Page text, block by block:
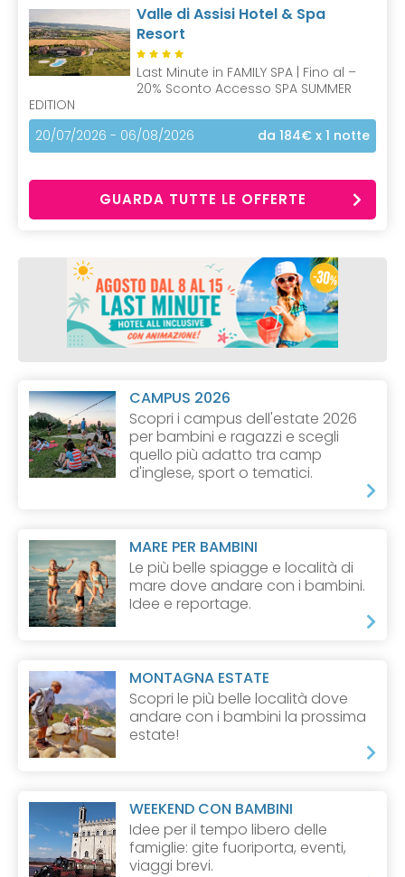
Valle di Assisi Hotel & Spa
Resort
Last Minute in FAMILY SPA | Fino al –
20% Sconto Accesso SPA SUMMER
EDITION
20/07/2026 - 06/08/2026
da 184€ x 1 notte
GUARDA TUTTE LE OFFERTE
CAMPUS 2026
Scopri i campus dell'estate 2026
per bambini e ragazzi e scegli
quello più adatto tra camp
d'inglese, sport o tematici.
MARE PER BAMBINI
Le più belle spiagge e località di
mare dove andare con i bambini.
Idee e reportage.
MONTAGNA ESTATE
Scopri le più belle località dove
andare con i bambini la prossima
estate!
WEEKEND CON BAMBINI
Idee per il tempo libero delle
famiglie: gite fuoriporta, eventi,
viaggi brevi.